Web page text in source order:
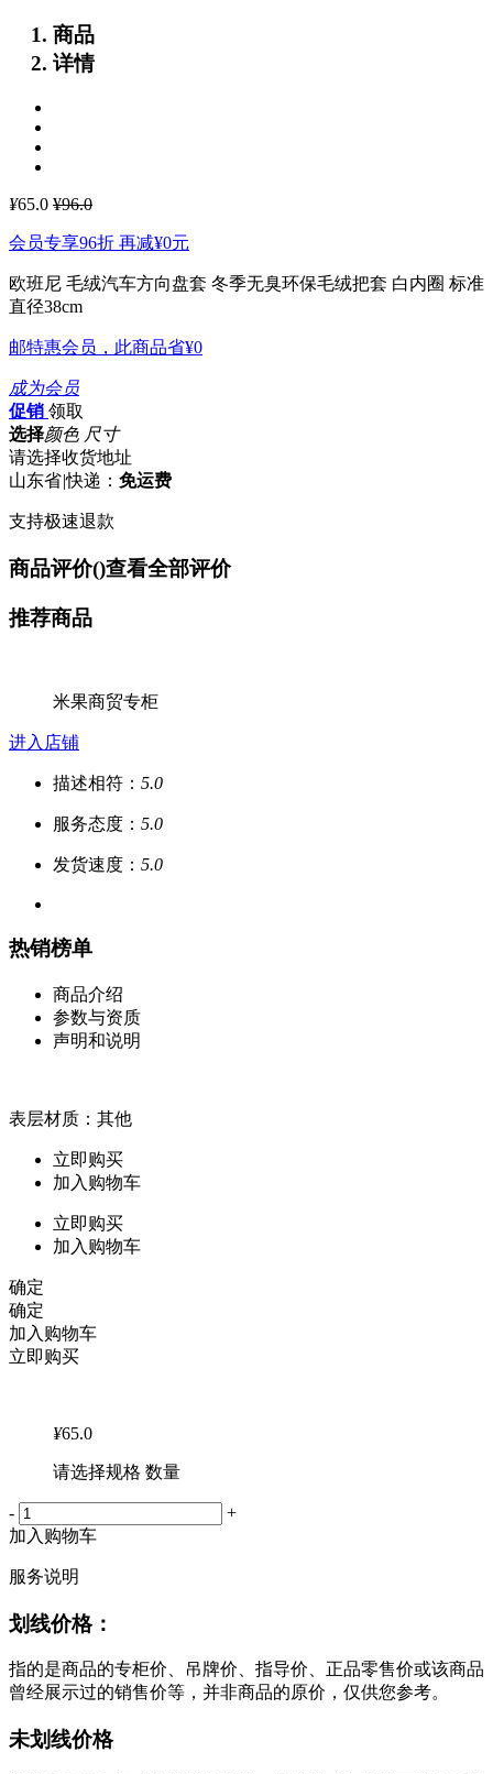
商品
详情
¥65.0 ¥96.0
会员专享96折 再减¥0元
欧班尼 毛绒汽车方向盘套 冬季无臭环保毛绒把套 白内圈 标准
直径38cm
邮特惠会员，此商品省¥0
成为会员
促销 领取
选择颜色 尺寸
请选择收货地址
山东省|快递： 免运费
支持极速退款
商品评价()查看全部评价
推荐商品
米果商贸专柜
进入店铺
描述相符： 5.0
服务态度： 5.0
发货速度： 5.0
热销榜单
商品介绍
参数与资质
声明和说明
表层材质：其他
立即购买
加入购物车
立即购买
加入购物车
确定
确定
加入购物车
立即购买
¥65.0
请选择规格 数量
-
+
加入购物车
服务说明
划线价格：
指的是商品的专柜价、吊牌价、指导价、正品零售价或该商品
曾经展示过的销售价等，并非商品的原价，仅供您参考。
未划线价格